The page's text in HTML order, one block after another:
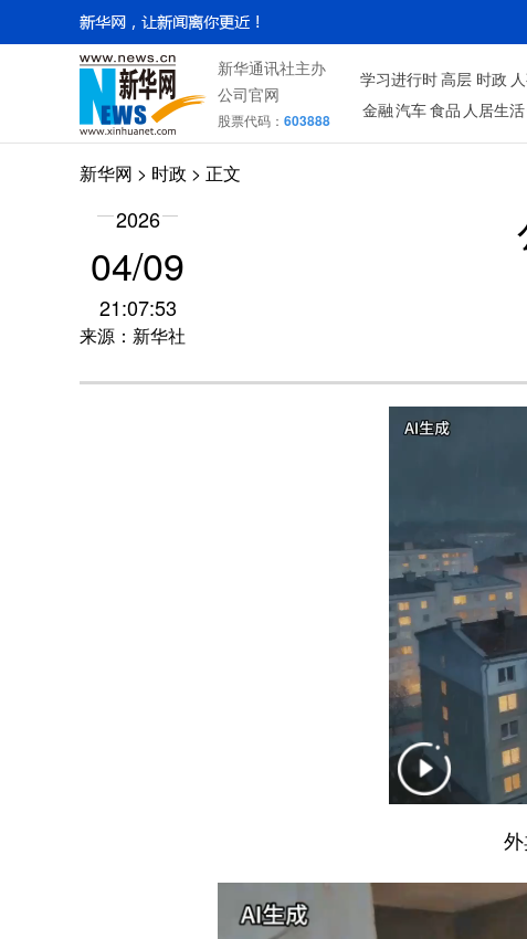
新华通讯社主办
公司官网
股票代码： 603888
学习进行时 高层 时政
金融 汽车 食品 人居生活
新华网 > 时政 > 正文
2026
04/09
21:07:53
来源：新华社